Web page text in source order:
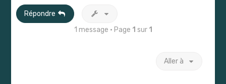
Répondre
1 message • Page 1 sur 1
Aller à